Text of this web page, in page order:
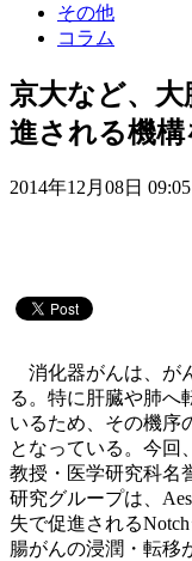
その他
コラム
京大など、
進される機構
2014年12月08日 09:05
消化器がんは、が
る。特に肝臓や肺へ
いるため、その機序
となっている。今回
教授・医学研究科名
研究グループは、Aes
失で促進される
腸がんの浸潤・転移